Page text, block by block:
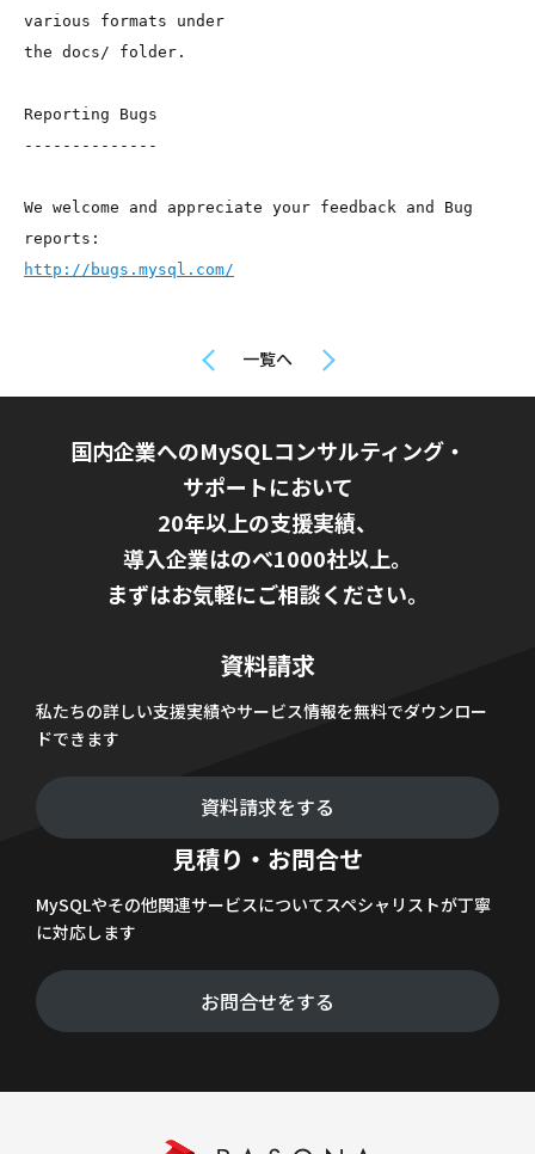
various formats under
the docs/ folder.
Reporting Bugs
--------------
We welcome and appreciate your feedback and Bug
http://bugs.mysql.com/
一覧へ
国内企業へのMySQLコンサルティング・
サポートにおいて
20年以上の支援実績、
導入企業はのべ1000社以上。
まずはお気軽にご相談ください。
資料請求
私たちの詳しい支援実績やサービス情報を無料でダウンロー
ドできます
資料請求をする
見積り・お問合せ
MySQLやその他関連サービスについてスペシャリストが丁寧
に対応します
お問合せをする